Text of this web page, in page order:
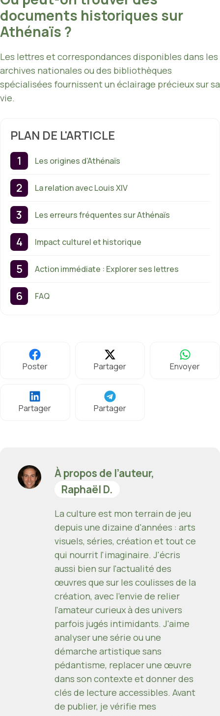
documents historiques sur
Athénaïs ?
Les lettres et correspondances disponibles dans les
archives nationales ou des bibliothèques
spécialisées fournissent un éclairage précieux sur sa
vie.
PLAN DE L'ARTICLE
Les origines d’Athénaïs
La relation avec Louis XIV
Les erreurs fréquentes sur Athénaïs
Impact culturel et historique
Action immédiate : Explorer ses lettres
FAQ
Poster Partager Envoyer
Partager Partager
À propos de l’auteur,
Raphaël D.
La culture est mon terrain de jeu
depuis une dizaine d'années : arts
visuels, séries, création et tout ce
qui nourrit l'imaginaire. J'écris
aussi bien sur l'actualité des
œuvres que sur les coulisses de la
création, avec l'envie de relier
l'amateur curieux à des univers
parfois jugés intimidants. J'aime
analyser une série ou une
démarche artistique sans
pédantisme, replacer une œuvre
dans son contexte et donner des
clés de lecture accessibles. Avant
de publier, je vérifie mes